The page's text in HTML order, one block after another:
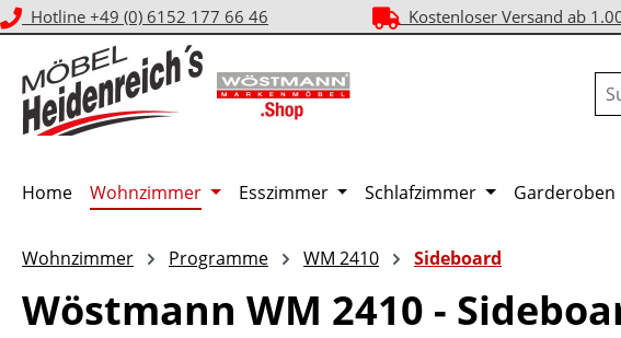
Hauptinhalt springen
Zur Suche springen
Zur Hauptnavigation springen
Hotline +49 (0) 6152 177 66 46 Kostenloser Versand ab
Home Wohnzimmer Esszimmer Schlafzimmer Garderoben
Wohnzimmer Programme WM 2410 Sideboard
Wöstmann WM 2410 -